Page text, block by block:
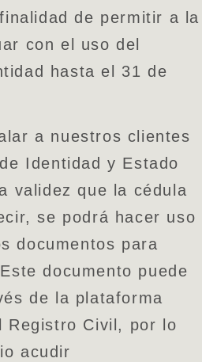
de permitir a la
con el uso del
hasta el 31 de
a nuestros clientes
Identidad y Estado
validez que la cédula
se podrá hacer uso
documentos para
documento puede
de la plataforma
Registro Civil, por lo
acudir